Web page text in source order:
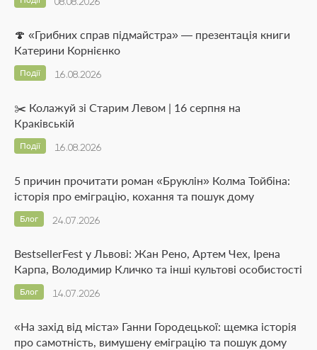
🍄 «Грибних справ підмайстра» — презентація книги
Катерини Корнієнко
16.08.2026
Події
✂️ Колажуй зі Старим Левом | 16 серпня на
Краківській
16.08.2026
Події
5 причин прочитати роман «Бруклін» Колма Тойбіна:
історія про еміграцію, кохання та пошук дому
24.07.2026
Блог
BestsellerFest у Львові: Жан Рено, Артем Чех, Ірена
Карпа, Володимир Кличко та інші культові особистості
14.07.2026
Блог
«На захід від міста» Ганни Городецької: щемка історія
про самотність, вимушену еміграцію та пошук дому